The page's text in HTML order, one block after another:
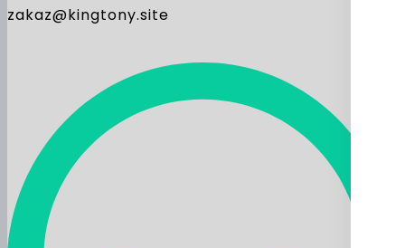
zakaz@kingtony.site